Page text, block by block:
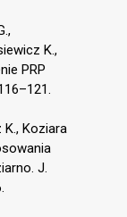
K.,
PRP
K., Koziara
J.